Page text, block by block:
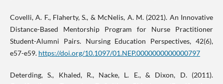
Covelli, A. F., Flaherty, S., & McNelis, A. M. (2021). An Innovative
Distance-Based Mentorship Program for Nurse Practitioner
Student-Alumni Pairs. Nursing Education Perspectives, 42(6),
e57-e59. https://doi.org/10.1097/01.NEP.0000000000000797
Deterding, S., Khaled, R., Nacke, L. E., & Dixon, D. (2011).